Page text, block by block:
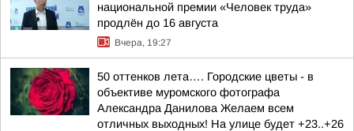
национальной премии «Человек труда»
продлён до 16 августа
Вчера, 19:27
50 оттенков лета…. Городские цветы - в
объективе муромского фотографа
Александра Данилова Желаем всем
отличных выходных! На улице будет +23..+26